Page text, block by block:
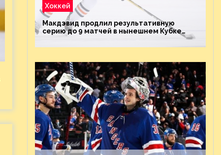
Хоккей
Макдэвид продлил результативную
серию до 9 матчей в нынешнем Кубке